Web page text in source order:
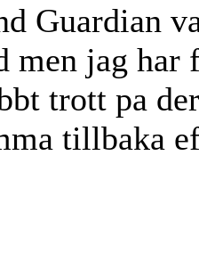
Guardian
men jag
trott pa
tillbaka